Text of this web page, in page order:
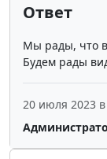
Ответ
Мы рады, что
Будем рады
20 июля 2023 в